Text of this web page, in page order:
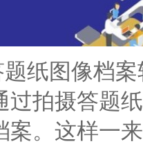
图像档案
过拍摄答题
案。这样一